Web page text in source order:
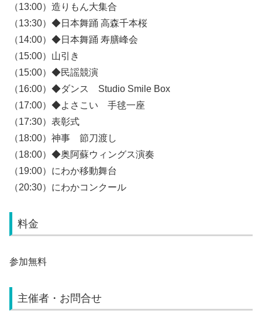
（13:00）造りもん大集合
（13:30）◆日本舞踊 高森千本桜
（14:00）◆日本舞踊 寿膳峰会
（15:00）山引き
（15:00）◆民謡競演
（16:00）◆ダンス Studio Smile Box
（17:00）◆よさこい 手毬一座
（17:30）表彰式
（18:00）神事 節刀渡し
（18:00）◆奥阿蘇ウィングス演奏
（19:00）にわか移動舞台
（20:30）にわかコンクール
料金
参加無料
主催者・お問合せ